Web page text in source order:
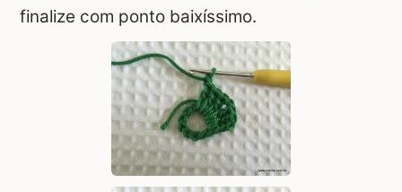
finalize com ponto baixíssimo.